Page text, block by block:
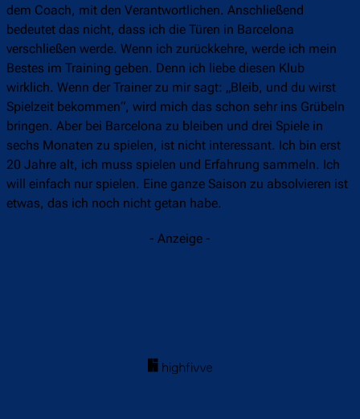
dem Coach, mit den Verantwortlichen. Anschließend
bedeutet das nicht, dass ich die Türen in Barcelona
verschließen werde. Wenn ich zurückkehre, werde ich mein
Bestes im Training geben. Denn ich liebe diesen Klub
wirklich. Wenn der Trainer zu mir sagt: „Bleib, und du wirst
Spielzeit bekommen“, wird mich das schon sehr ins Grübeln
bringen. Aber bei Barcelona zu bleiben und drei Spiele in
sechs Monaten zu spielen, ist nicht interessant. Ich bin erst
20 Jahre alt, ich muss spielen und Erfahrung sammeln. Ich
will einfach nur spielen. Eine ganze Saison zu absolvieren ist
etwas, das ich noch nicht getan habe.
- Anzeige -